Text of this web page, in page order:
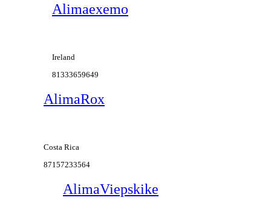
Alimaexemo
Ireland
81333659649
AlimaRox
Costa Rica
87157233564
AlimaViepskike